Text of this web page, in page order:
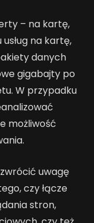
– na kartę,
na kartę,
danych
gigabajty po
W przypadku
możliwość
uwagę
czy łącze
stron,